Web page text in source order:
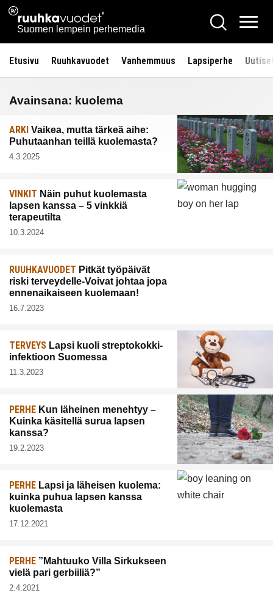
Siirry
sisältöön
Ruuhkavuodet.fi
Suomen lempein perhemedia
Hae
Etusivu Ruuhkavuodet Vanhemmuus Lapsiperhe
Avainsana: kuolema
ARKI Vaikea, mutta tärkeä aihe:
Puhutaanhan teillä kuolemasta?
4.3.2025
VINKIT Näin puhut kuolemasta
lapsen kanssa – 5 vinkkiä
terapeutilta
10.3.2024
RUUHKAVUODET Pitkät työpäivät
riski terveydelle-Voivat johtaa jopa
ennenaikaiseen kuolemaan!
16.7.2023
TERVEYS Lapsi kuoli streptokokki-
infektioon Suomessa
11.3.2023
PERHE Kun läheinen menehtyy –
Kuinka käsitellä surua lapsen
kanssa?
19.2.2023
PERHE Lapsi ja läheisen kuolema:
kuinka puhua lapsen kanssa
kuolemasta
17.12.2021
PERHE ”Mahtuuko Villa Sirkukseen
vielä pari gerbiiliä?”
2.4.2021